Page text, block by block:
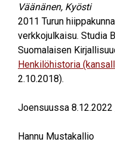
Väänänen, Kyösti
2011 Turun
verkkojulkaisu. Studia
Suomalaisen
Henkilöhistoria
2.10.2018).
Joensuussa 8.12.2022
Hannu Mustakallio